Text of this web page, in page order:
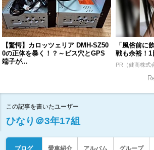
【驚愕】カロッツェリア DMH-SZ50
0の正体を暴く！？～ビス穴とGPS
端子が...
「風俗前に
戦も余裕！1
PR（健商株式
この記事を書いたユーザー
ひなり＠3年17組